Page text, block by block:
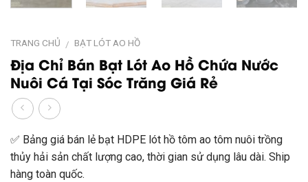
TRANG CHỦ / BẠT LÓT AO HỒ
Địa Chỉ Bán Bạt Lót Ao Hồ Chứa Nước
Nuôi Cá Tại Sóc Trăng Giá Rẻ
✅ Bảng giá bán lẻ bạt HDPE lót hồ tôm ao tôm nuôi trồng
thủy hải sản chất lượng cao, thời gian sử dụng lâu dài. Ship
hàng toàn quốc.